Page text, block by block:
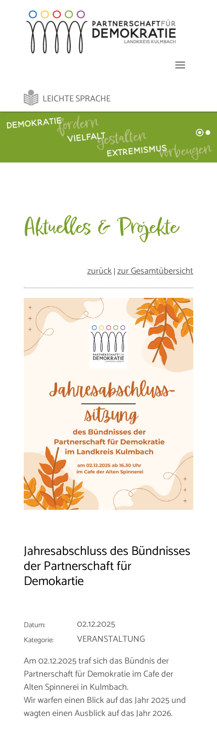
LEICHTE SPRACHE
Aktuelles & Projekte
zurück | zur Gesamtübersicht
Jahresabschluss des Bündnisses
der Partnerschaft für
Demokartie
Datum: 02.12.2025
Kategorie:
VERANSTALTUNG
Am 02.12.2025 traf sich das Bündnis der
Partnerschaft für Demokratie im Cafe der
Alten Spinnerei in Kulmbach.
Wir warfen einen Blick auf das Jahr 2025 und
wagten einen Ausblick auf das Jahr 2026.